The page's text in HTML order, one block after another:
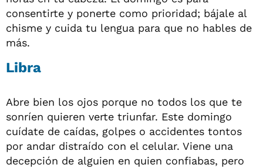
consentirte y ponerte como prioridad; bájale al
chisme y cuida tu lengua para que no hables de
más.
Libra
Abre bien los ojos porque no todos los que te
sonríen quieren verte triunfar. Este domingo
cuídate de caídas, golpes o accidentes tontos
por andar distraído con el celular. Viene una
decepción de alguien en quien confiabas, pero